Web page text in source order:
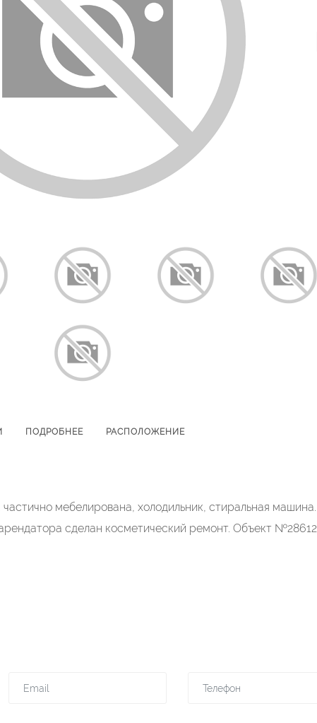
ПОДРОБНЕЕ РАСПОЛОЖЕНИЕ
мебелирована, холодильник, стиральная машина.
сделан косметический ремонт. Объект